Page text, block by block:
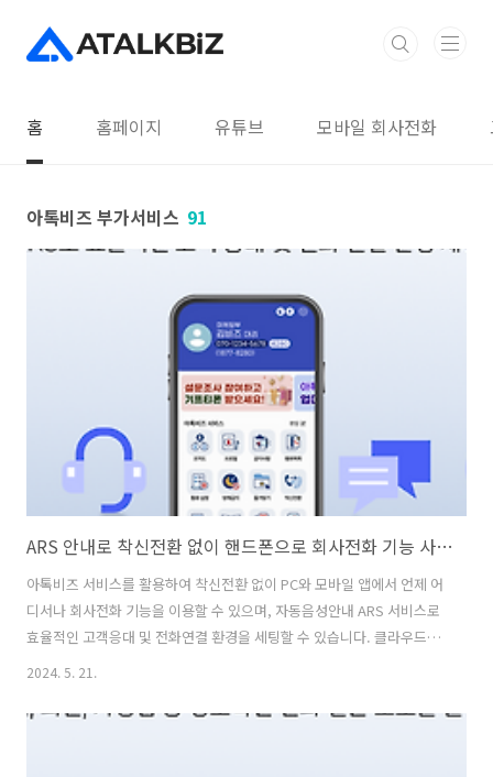
홈 홈페이지 유튜브 모바일 회사전화
아톡비즈 부가서비스 91
ARS 안내로 착신전환 없이 핸드폰으로 회사전화 기능 사용하기
아톡비즈 서비스를 활용하여 착신전환 없이 PC와 모바일 앱에서 언제 어
디서나 회사전화 기능을 이용할 수 있으며, 자동음성안내 ARS 서비스로
효율적인 고객응대 및 전화연결 환경을 세팅할 수 있습니다. 클라우드형
아톡비즈 회사전화 솔루션 아톡비즈 오피스 서비스는 PC, 모바일, 노트
인으로 웹, APP에서 회사전화기능 세팅이 완료됩니다. ✅ 장소의 제약없
2024. 5. 21.